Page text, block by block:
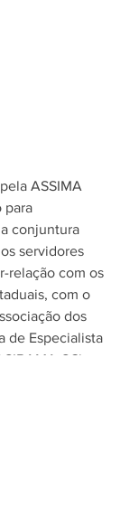
ASSIMA
para
conjuntura
servidores
relação com os
com o
dos
de Especialista
SC),